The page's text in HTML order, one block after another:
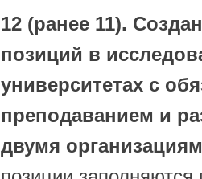
12 (ранее 11).
позиций в
университетах с
преподаванием и
двумя